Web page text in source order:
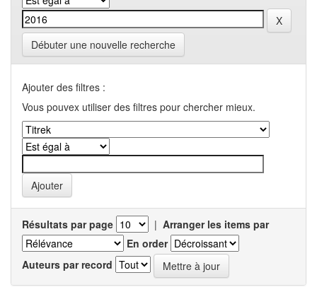
Débuter une nouvelle recherche
Ajouter des filtres :
Vous pouvex utiliser des filtres pour chercher mieux.
Résultats par page | Arranger les items par
En order
Auteurs par record